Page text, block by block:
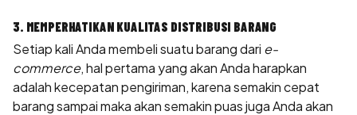
3. MEMPERHATIKAN KUALITAS DISTRIBUSI BARANG
Setiap kali Anda membeli suatu barang dari e-
commerce, hal pertama yang akan Anda harapkan
adalah kecepatan pengiriman, karena semakin cepat
barang sampai maka akan semakin puas juga Anda akan